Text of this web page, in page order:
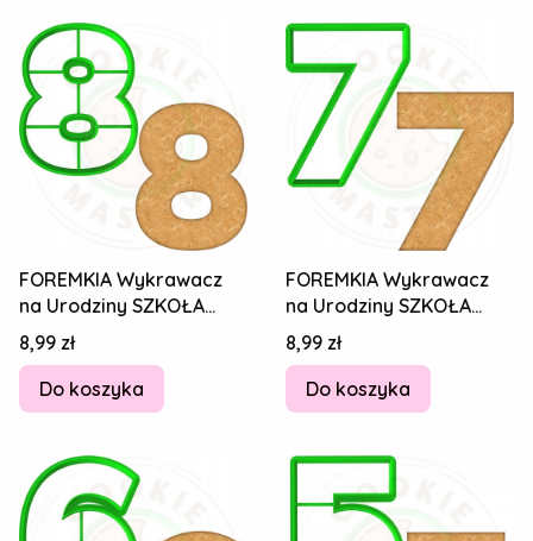
FOREMKIA Wykrawacz
na Urodziny SZKOŁA
STUDIA NAUKA Cyfra
Numer Liczba 8 8cm
Cena
8,99 zł
Do koszyka
FOREMKIA Wykrawacz
na Urodziny SZKOŁA
STUDIA NAUKA Cyfra
Numer Liczba 7 8cm
Cena
8,99 zł
Do koszyka